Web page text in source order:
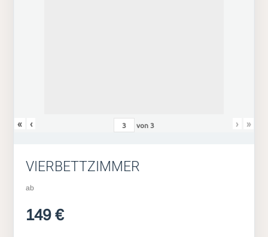
« ‹ von3 › »
VIERBETTZIMMER
ab
149 €